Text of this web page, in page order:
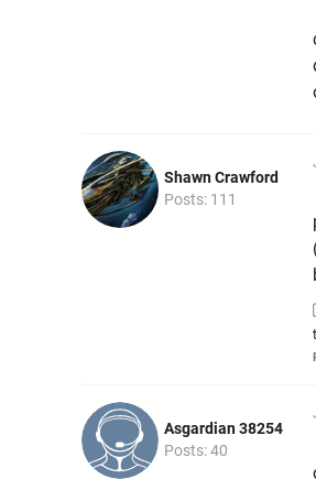
Shawn Crawford
Posts: 111
Asgardian 38254
Posts: 40